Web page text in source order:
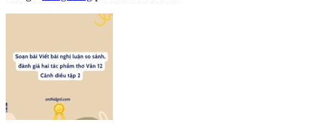
thơ
Văn
12
Cánh
diều
tập